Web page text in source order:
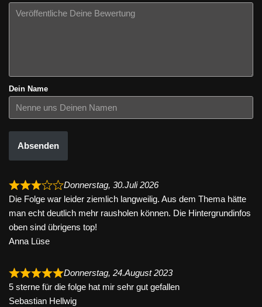
Dein Name
Absenden
Donnerstag, 30.Juli 2026
Die Folge war leider ziemlich langweilig. Aus dem Thema hätte
man echt deutlich mehr rausholen können. Die Hintergrundinfos
oben sind übrigens top!
Anna Lüse
Donnerstag, 24.August 2023
5 sterne für die folge hat mir sehr gut gefallen
Sebastian Hellwig